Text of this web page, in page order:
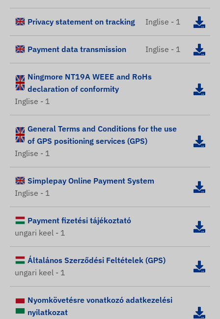
Privacy statement on tracking Inglise - 1
Payment data transmission Inglise - 1
Ningmore NT19A WEEE and RoHs
declaration of conformity
Inglise - 1
General Terms and Conditions for the use
of GPS positioning services (GPS)
Inglise - 1
Simplepay Online Payment System
Inglise - 1
Payment fizetési tájékoztató
ungari keel - 1
Általános Szerződési Feltételek (GPS)
ungari keel - 1
Nyomkövetésre vonatkozó adatkezelési
nyilatkozat